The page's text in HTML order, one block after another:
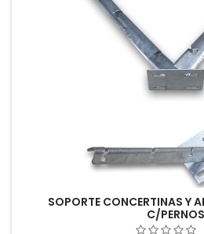
SOPORTE CONCERTINAS Y
C/PERNOS